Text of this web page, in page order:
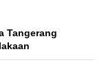
Tangerang